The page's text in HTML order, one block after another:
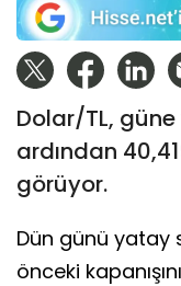
Dolar/TL,
ardından
görüyor.
Dün günü yatay
önceki